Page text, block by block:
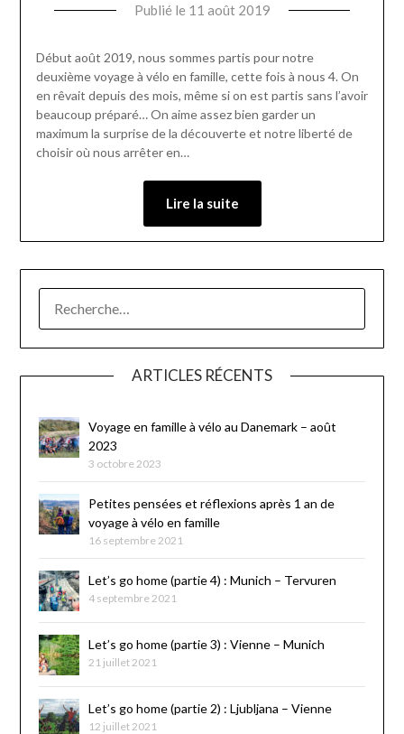
Publié le 11 août 2019 par
Matton
Début août 2019, nous sommes partis pour notre
deuxième voyage à vélo en famille, cette fois à nous 4. On
en rêvait depuis des mois, même si on est partis sans l’avoir
beaucoup préparé… On aime assez bien garder un
maximum la surprise de la découverte et notre liberté de
choisir où nous arrêter en…
Lire la suite
ARTICLES RÉCENTS
Voyage en famille à vélo au Danemark – août
2023
3 octobre 2023
Petites pensées et réflexions après 1 an de
voyage à vélo en famille
16 septembre 2021
Let’s go home (partie 4) : Munich – Tervuren
4 septembre 2021
Let’s go home (partie 3) : Vienne – Munich
21 juillet 2021
Let’s go home (partie 2) : Ljubljana – Vienne
12 juillet 2021